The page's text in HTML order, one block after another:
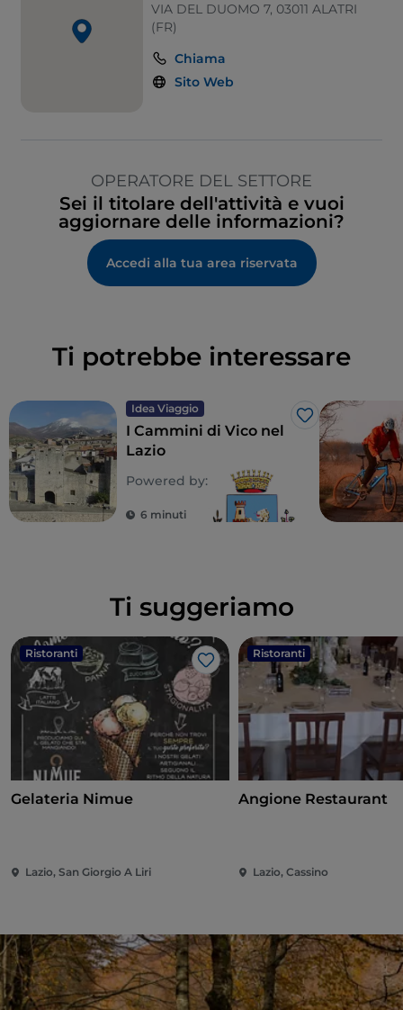
VIA DEL DUOMO 7, 03011 ALATRI
(FR)
Chiama
Sito Web
OPERATORE DEL SETTORE
Sei il titolare dell'attività e vuoi
aggiornare delle informazioni?
Accedi alla tua area riservata
Ti potrebbe interessare
Idea Viaggio
Like
I Cammini di Vico nel
Lazio
Powered by:
6 minuti
Ti suggeriamo
Ristoranti
Like
Gelateria Nimue
Lazio, San Giorgio A Liri
Ristoranti
Angione Restaurant
Lazio, Cassino